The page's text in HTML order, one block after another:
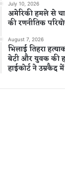
July 10, 2026
अमेरिकी हमले से
की रणनीतिक
August 7, 2026
भिलाई तिहरा
बेटी और युवक की
हाईकोर्ट ने उम्रकैद